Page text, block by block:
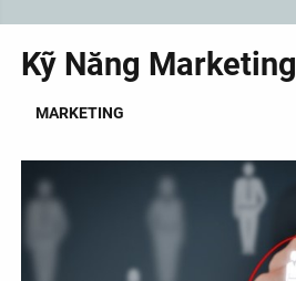
Kỹ Năng Marketing
MARKETING